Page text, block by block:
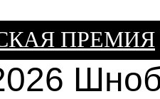
ПРЕМИЯ